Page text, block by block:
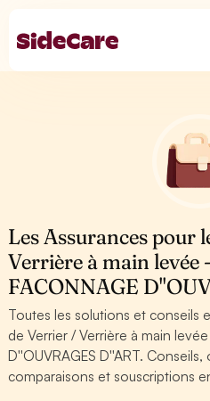
Les Assurances pour
Verrière à main levée
FACONNAGE
Toutes les solutions et conseils
de Verrier / Verrière à main
D''OUVRAGES D''ART.
comparaisons et souscriptions